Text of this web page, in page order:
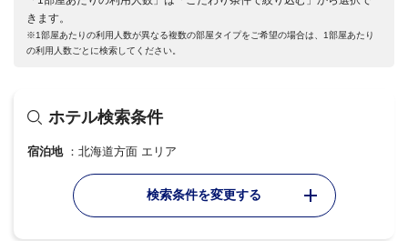
きます。
※1部屋あたりの利用人数が異なる複数の部屋タイプをご希望の場合は、1部屋あたり
の利用人数ごとに検索してください。
ホテル検索条件
宿泊地 北海道方面 エリア
検索条件を変更する